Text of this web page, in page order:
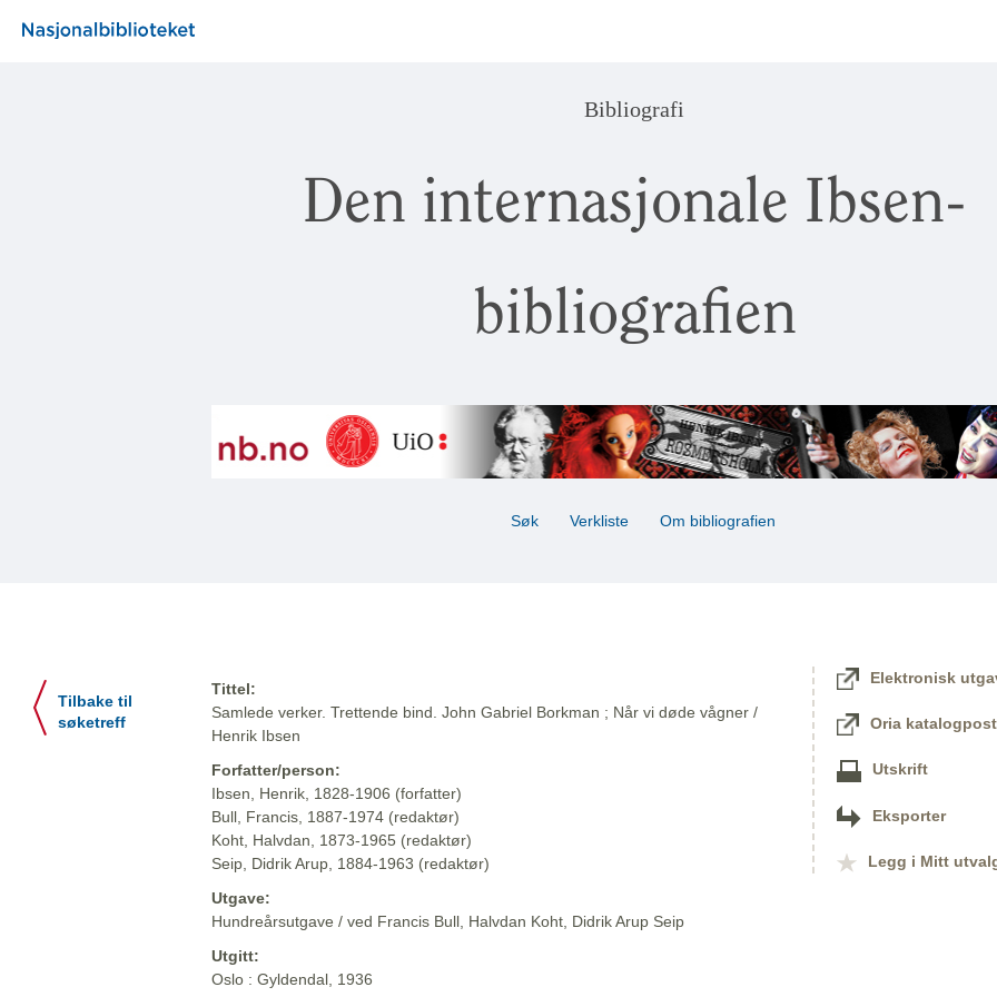
Bibliografi
Den internasjonale Ibsen-
bibliografien
Søk Verkliste Om bibliografien
Tilbake til
søketreff
Tittel:
Samlede verker. Trettende bind. John Gabriel Borkman ; Når vi døde vågner /
Henrik Ibsen
Forfatter/person:
Ibsen, Henrik, 1828-1906 (forfatter)
Bull, Francis, 1887-1974 (redaktør)
Koht, Halvdan, 1873-1965 (redaktør)
Seip, Didrik Arup, 1884-1963 (redaktør)
Utgave:
Hundreårsutgave / ved Francis Bull, Halvdan Koht, Didrik Arup Seip
Utgitt:
Oslo : Gyldendal, 1936
Elektronisk
Oria katalogpost
Utskrift
Eksporter
Legg i Mitt